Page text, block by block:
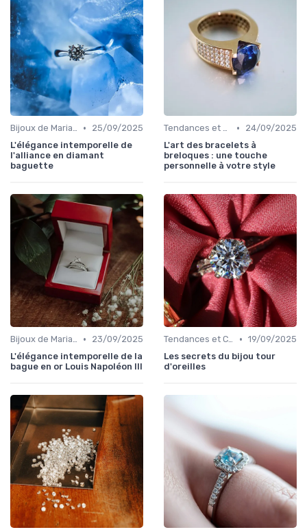
Bijoux de Mariage et de Fiançailles •
25/09/2025
L'élégance intemporelle de
l'alliance en diamant
baguette
Tendances et Conseils de Style •
24/09/2025
L'art des bracelets à
breloques : une touche
personnelle à votre style
Bijoux de Mariage et de Fiançailles •
23/09/2025
L'élégance intemporelle de la
bague en or Louis Napoléon III
Tendances et Conseils de Style • 19/09/2025
Les secrets du bijou tour
d'oreilles